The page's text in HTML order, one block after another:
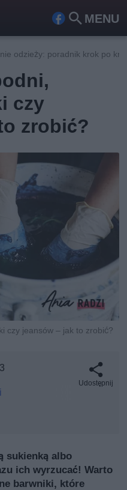
MENU
Fa
ook
Szu
kaj
odzieży: poradnik krok po
czy
zrobić?
czy jeansów – jak to zrobić?
Udostępnij
sukienką albo
ich wyrzucać! Warto
barwniki, które